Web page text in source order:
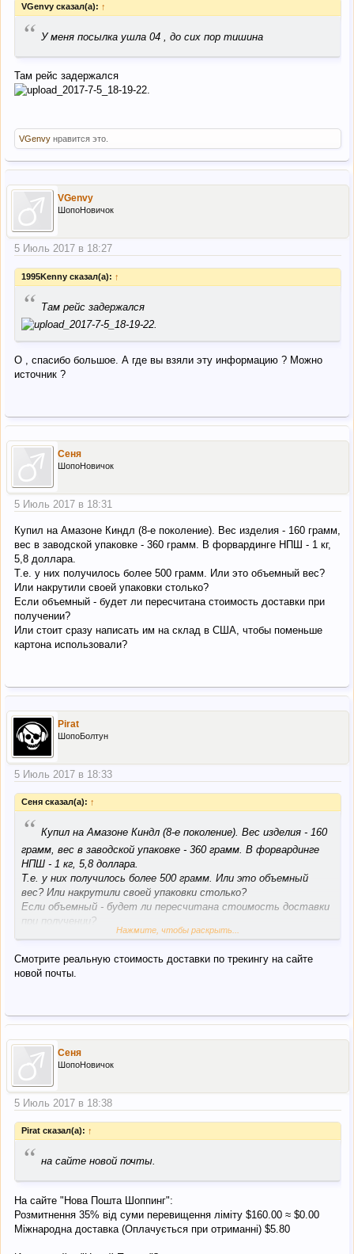
VGenvy сказал(а): ↑
“ У меня посылка ушла 04 , до сих пор тишина
Там рейс задержался
VGenvy нравится это.
VGenvy
ШопоНовичок
5 Июль 2017 в 18:27
1995Kenny сказал(а): ↑
“ Там рейс задержался
О , спасибо большое. А где вы взяли эту информацию ? Можно
источник ?
Сеня
ШопоНовичок
5 Июль 2017 в 18:31
Купил на Амазоне Киндл (8-е поколение). Вес изделия - 160 грамм,
вес в заводской упаковке - 360 грамм. В форвардинге НПШ - 1 кг,
5,8 доллара.
Т.е. у них получилось более 500 грамм. Или это объемный вес?
Или накрутили своей упаковки столько?
Если объемный - будет ли пересчитана стоимость доставки при
получении?
Или стоит сразу написать им на склад в США, чтобы поменьше
картона использовали?
Pirat
ШопоБолтун
5 Июль 2017 в 18:33
Сеня сказал(а): ↑
“ Купил на Амазоне Киндл (8-е поколение). Вес изделия - 160
грамм, вес в заводской упаковке - 360 грамм. В форвардинге
НПШ - 1 кг, 5,8 доллара.
Т.е. у них получилось более 500 грамм. Или это объемный
вес? Или накрутили своей упаковки столько?
Если объемный - будет ли пересчитана стоимость доставки
при получении?
Или стоит сразу написать им на склад в США, чтобы
Нажмите, чтобы раскрыть...
Смотрите реальную стоимость доставки по трекингу на сайте
новой почты.
Сеня
ШопоНовичок
5 Июль 2017 в 18:38
Pirat сказал(а): ↑
“ на сайте новой почты.
На сайте "Нова Пошта Шоппинг":
Розмитнення 35% від суми перевищення ліміту $160.00 ≈ $0.00
Міжнародна доставка (Оплачується при отриманні) $5.80